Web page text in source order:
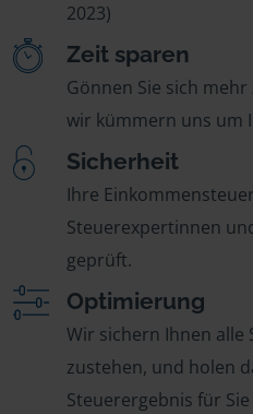
2023)
Zeit sparen
Gönnen Sie sich
wir kümmern uns um
Sicherheit
Ihre
Steuerexpertinnen
geprüft.
Optimierung
Wir sichern Ihnen alle
zustehen, und holen
Steuerergebnis für